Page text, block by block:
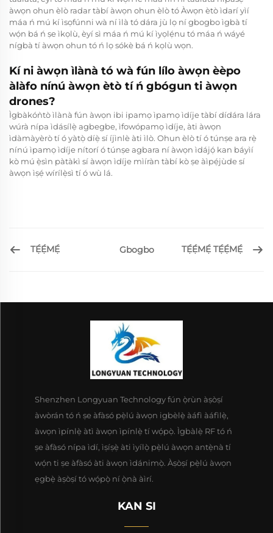
àwọn ohun èlò radar tàbí àwọn ohun èlò tó Àwọn ètò ìdarí yìí
máa ń mú kí ìsọfúnni wà ní ìlà tó dára jù lọ ní gbogbo ìgbà tí
wọ́n bá ń ṣe ìkọlù, èyí sì máa ń mú kí ìyọlẹ́nu tó máa ń wáyé
nígbà tí àwọn ohun tó ń lọ sókè bá ń kọlù wọn.
Kí ni àwọn ìlànà tó wà fún lílo àwọn èèpo
àlàfo nínú àwọn ètò tí ń gbógun ti àwọn
drones?
Ìgbàkóǹtò ìlànà fún àwọn ibi ipamọ ìpamọ ìdíje tàbí dídára lára
wúrà nípa ìdásílẹ̀ agbegbe, ìfowópamọ ìdíje, àti àwọn
ìdàmàyèrò tí ó yàtọ̀ díẹ̀ sí íjìnlè àti ìlò. Ohun èlò tí ó túnṣe ara rẹ̀
nínú ìpamọ ìdíje nítorí ó túnṣe agbara ní àwọn ìdájọ́ kan báyìí
kò mú ẹ̀sìn pàtàkì sí àwọn ìdíje mìíràn tàbí kò ṣe àìpẹ́jùde sí
àwọn ìṣẹ́ wírílẹ̀sì tí ó wù lá.
TẸ́Ẹ́MẸ́ Gbogbo TẸ́Ẹ́MẸ́ TẸ́Ẹ́MẸ́
Shenzhen Longyuan Technology fún ọ̀rùn àṣòṣí
àwòrán tó ń ṣe àfàsó pẹ̀lú àwọn igbèlẹ̀ àáfì àáfìlẹ̀,
àwọn ìpínlẹ̀ àtì àwọn ìpínlẹ̀ tí wọ́pọ̀. Ìgbàlẹ̀ RF tó ń
ṣe àfàsó nípa ìdí, ìṣíṣẹ̀ àti ìyílọ̀ pẹ̀lú àwọn antẹ̀nà tí
wọ́n ti ṣe àfàsó àti àwọn ìdánimọ̀. Àṣòṣí pẹ̀lú àwọn
ẹgbẹ̀ àṣòṣí tó wọ́pọ̀ ní ọ̀nà àìrí.
KAN SI